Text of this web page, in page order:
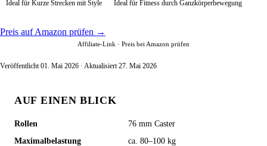
Ideal für Kurze Strecken mit Style
Ideal für Fitness durch Ganzkörperbewegung
Preis auf Amazon prüfen →
Affiliate-Link · Preis bei Amazon prüfen
Veröffentlicht 01. Mai 2026 · Aktualisiert 27. Mai 2026
AUF EINEN BLICK
Rollen
76 mm Caster
Maximalbelastung
ca. 80–100 kg